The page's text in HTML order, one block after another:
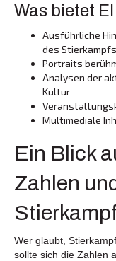
Was bietet
Ausführliche
des Stierkampfs
Portraits
Analysen der
Kultur
Multimediale
Ein Blick
Zahlen
Wer glaubt,
sollte sich die Zahlen